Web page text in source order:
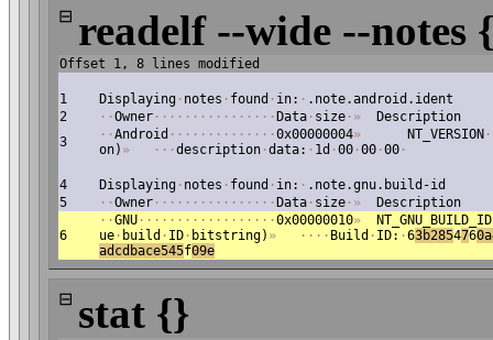
⊟ readelf --wide --notes
Offset 1, 8 lines modified
1 Displaying · notes · found · in: · .note.android.ident
2
· ·Owner · · · · · · · · · · · · · · · · Data · size · » Description
3
· ·Android · · · · · · · · · · · · · ·0x00000004» NT_VERSION ·
on) » · · ·description ·data: · 1d ·00 ·00 ·00 ·
4 Displaying · notes · found · in: · .note.gnu.build-id
5
· ·Owner · · · · · · · · · · · · · · · · Data · size · » Description
6
· ·GNU · · · · · · · · · · · · · · · · · ·0x00000010» NT_GNU_BUILD_ID
ue · build · ID · bitstring) » · · · · Build · ID: ·63b285476
adcdbace545f09e
⊟ stat {}